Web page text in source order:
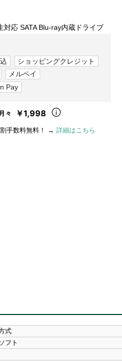
応 SATA Blu-ray内蔵ドライブ
ショッピングクレジット
メルペイ
Pay
々 ￥1,998
手数料無料！ → 詳細はこちら
式
フト